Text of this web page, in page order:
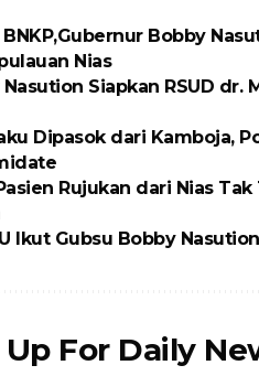
Bobby
Nias
Siapkan RSUD dr.
Dipasok dari Kamboja,
Rujukan dari Nias
Ikut Gubsu Bobby
For Daily